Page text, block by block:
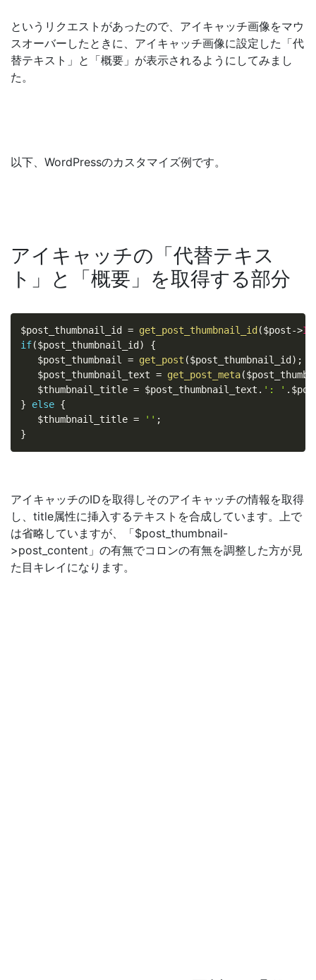
というリクエストがあったので、アイキャッチ画像をマウ
スオーバーしたときに、アイキャッチ画像に設定した「代
替テキスト」と「概要」が表示されるようにしてみまし
た。
以下、WordPressのカスタマイズ例です。
アイキャッチの「代替テキス
ト」と「概要」を取得する部分
$post_thumbnail_id = get_post_thumbnail_id ($post->ID
if($post_thumbnail_id )
{
$post_thumbnail = get_post ($post_thumbnail_id ) ;
$post_thumbnail_text = get_post_meta(
$thumbnail_title = $post_thumbnail_text . ': ' .
}
else {
$thumbnail_title = '' ;
}
アイキャッチのIDを取得しそのアイキャッチの情報を取得
し、title属性に挿入するテキストを合成しています。上で
は省略していますが、「$post_thumbnail-
>post_content」の有無でコロンの有無を調整した方が見
た目キレイになります。